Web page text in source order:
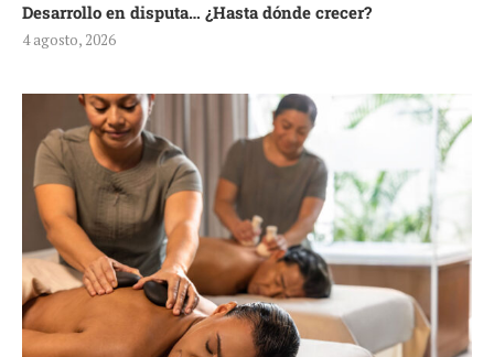
Desarrollo en disputa… ¿Hasta dónde crecer?
4 agosto, 2026